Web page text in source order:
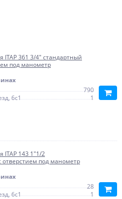
ITAP 361 3/4" стандартный
под манометр
790
6с1
1
ITAP 143 1"1/2
отверстием под манометр
28
6с1
1